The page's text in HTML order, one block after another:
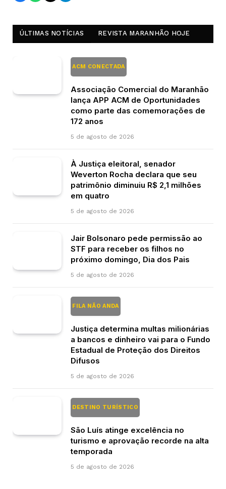
ÚLTIMAS NOTÍCIAS REVISTA MARANHÃO HOJE
ACM CONECTADA
Associação Comercial do Maranhão
lança APP ACM de Oportunidades
como parte das comemorações de
172 anos
5 de agosto de 2026
À Justiça eleitoral, senador
Weverton Rocha declara que seu
patrimônio diminuiu R$ 2,1 milhões
em quatro
5 de agosto de 2026
Jair Bolsonaro pede permissão ao
STF para receber os filhos no
próximo domingo, Dia dos Pais
5 de agosto de 2026
FILA NÃO ANDA
Justiça determina multas milionárias
a bancos e dinheiro vai para o Fundo
Estadual de Proteção dos Direitos
Difusos
5 de agosto de 2026
DESTINO TURÍSTICO
São Luís atinge excelência no
turismo e aprovação recorde na alta
temporada
5 de agosto de 2026